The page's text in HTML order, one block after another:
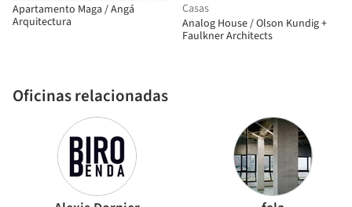
Apartamento Maga / Angá
Arquitectura
Oficinas relacionadas
Casas
Analog House / Olson Kundig +
Faulkner Architects